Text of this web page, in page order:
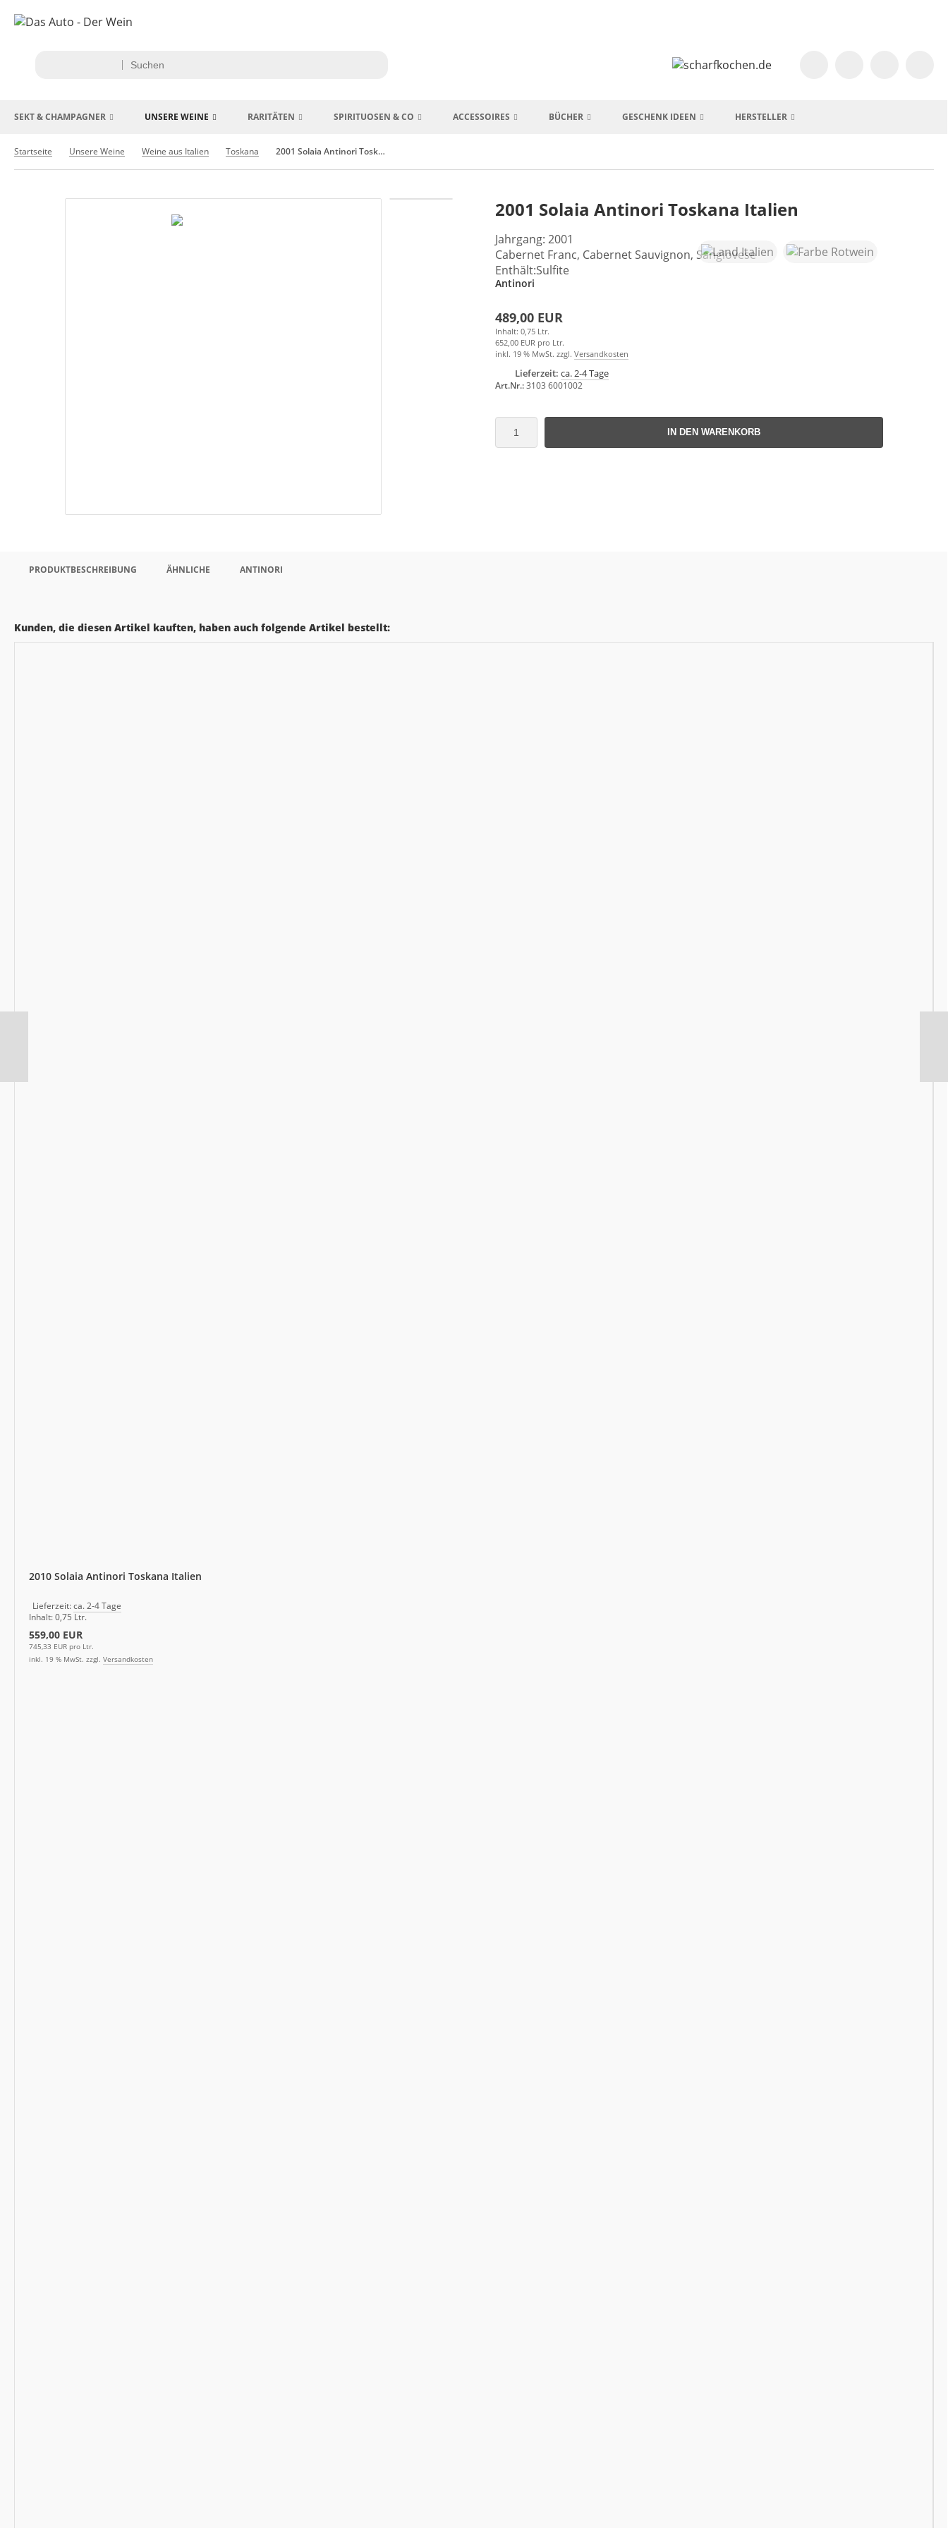
SEKT & CHAMPAGNER UNSERE WEINE RARITÄTEN SPIRITUOSEN & CO ACCESSOIRES BÜCHER GESCHENK IDEEN HERSTELLER
Startseite Unsere Weine Weine aus Italien Toskana 2001 Solaia Antinori Toskana Italien
2001 Solaia Antinori Toskana Italien
Jahrgang: 2001
Cabernet Franc, Cabernet Sauvignon, Sangiovese
Enthält:Sulfite
Antinori
489,00 EUR
Inhalt: 0,75 Ltr.
652,00 EUR pro Ltr.
inkl. 19 % MwSt. zzgl. Versandkosten
Lieferzeit: ca. 2-4 Tage
Art.Nr.:3103 6001002
IN DEN WARENKORB
PRODUKTBESCHREIBUNG ÄHNLICHE ANTINORI
Kunden, die diesen Artikel kauften, haben auch folgende Artikel bestellt:
2010 Solaia Antinori Toskana Italien
Lieferzeit:ca. 2-4 Tage
Inhalt: 0,75 Ltr.
559,00 EUR
745,33 EUR pro Ltr.
inkl. 19 % MwSt. zzgl. Versandkosten